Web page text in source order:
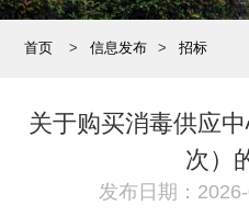
首页 > 信息发布 > 招标
关于购买消毒供应
次）
发布日期：